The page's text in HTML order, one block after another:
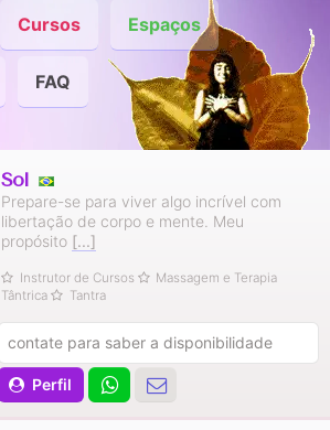
Cursos Espaços
FAQ
Sol
Prepare-se para viver algo incrível com
libertação de corpo e mente. Meu
propósito [...]
Instrutor de Cursos
Massagem e Terapia
Tântrica
Tantra
Perfil
contate para saber a disponibilidade